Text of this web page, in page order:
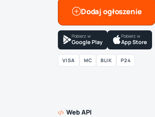
Dodaj ogłoszenie
Pobierz w
Google Play
Pobierz w
App Store
VISA MC BLIK P24
Web API